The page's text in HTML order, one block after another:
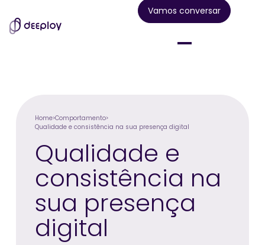
Vamos conversar
Home Comportamento
Qualidade e consistência na sua presença digital
Qualidade e
consistência na
sua presença
digital